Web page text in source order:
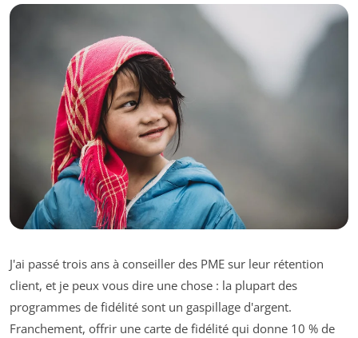
J'ai passé trois ans à conseiller des PME sur leur rétention
client, et je peux vous dire une chose : la plupart des
programmes de fidélité sont un gaspillage d'argent.
Franchement, offrir une carte de fidélité qui donne 10 % de